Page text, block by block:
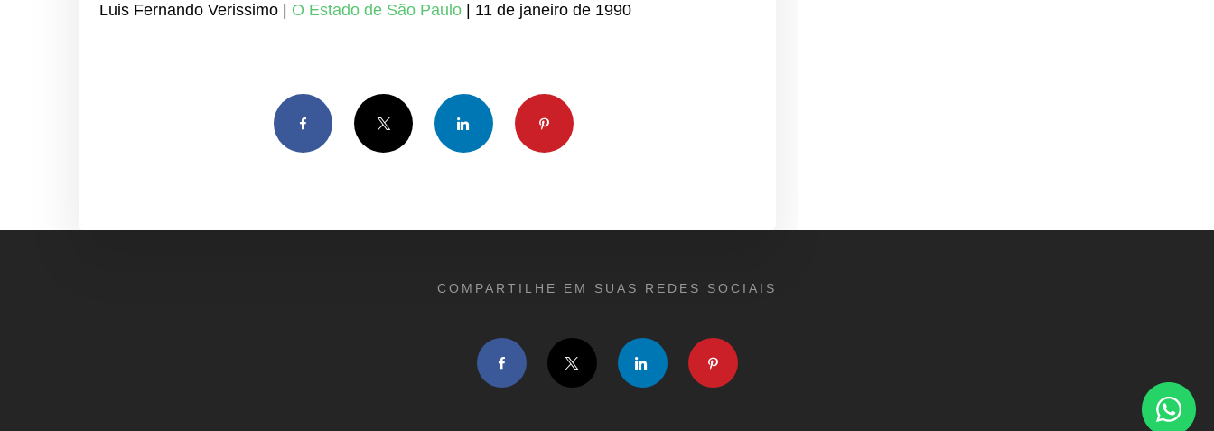
Luis Fernando Verissimo | O Estado de São Paulo | 11 de janeiro de 1990
Facebook Twitter LinkedIn Pinterest
COMPARTILHE EM SUAS REDES SOCIAIS
Facebook Twitter LinkedIn Pinterest